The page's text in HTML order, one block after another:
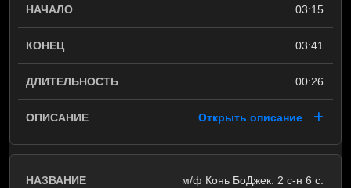
03:15
03:41
00:26
Открыть описание
м/ф Конь БоДжек. 2 с-н 6 с.